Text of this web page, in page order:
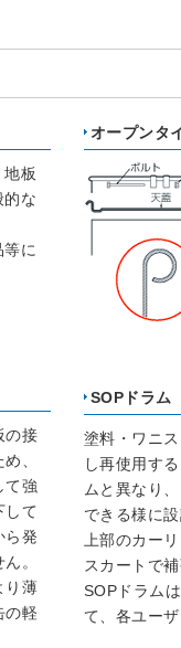
板
的な
に
の接
、
て強
して
ら発
。
り薄
の軽
オープンタ
SOPドラム
塗料・ワニ
し再使用す
ムと異なり
できる様に
上部のカー
スカートで
SOPドラム
て、各ユー